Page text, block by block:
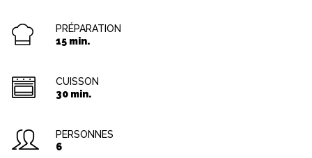
PRÉPARATION
15 min.
CUISSON
30 min.
PERSONNES
6